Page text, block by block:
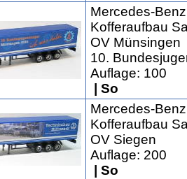
Mercedes-
Kofferaufbau
OV Münsingen
10.
Auflage: 100
| So
Mercedes-
Kofferaufbau
OV Siegen
Auflage: 200
| So